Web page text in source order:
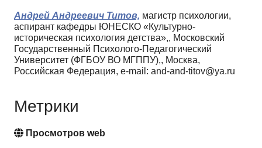
Андрей Андреевич Титов, магистр психологии,
аспирант кафедры ЮНЕСКО «Культурно-
историческая психология детства»,, Московский
Государственный Психолого-Педагогический
Университет (ФГБОУ ВО МГППУ),, Москва,
Российская Федерация, e-mail: and-and-titov@ya.ru
Метрики
Просмотров web